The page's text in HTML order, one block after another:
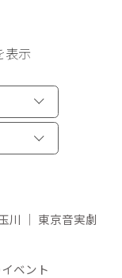
示
｜ 東京音実劇
ベント